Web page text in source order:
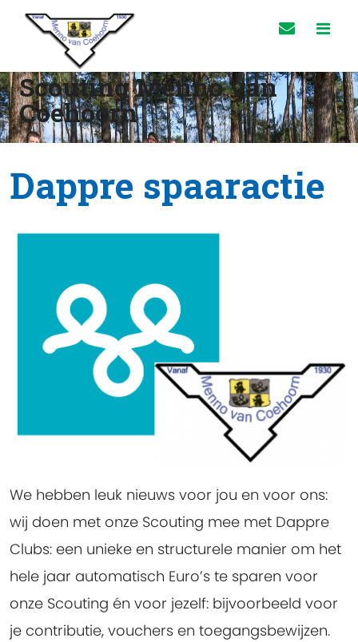
Scouting Menno van
Coehoorn
Dappre spaaractie
We hebben leuk nieuws voor jou en voor ons:
wij doen met onze Scouting mee met Dappre
Clubs: een unieke en structurele manier om het
hele jaar automatisch Euro’s te sparen voor
onze Scouting én voor jezelf: bijvoorbeeld voor
je contributie, vouchers en toegangsbewijzen.